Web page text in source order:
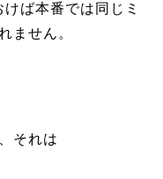
ば本番では同じミ
ません。
それは